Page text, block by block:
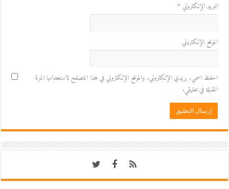
البريد الإلكتروني *
الموقع الإلكتروني
احفظ اسمي، بريدي الإلكتروني، والموقع الإلكتروني في هذا المتصفح لاستخدامها المرة
المقبلة في تعليقي.